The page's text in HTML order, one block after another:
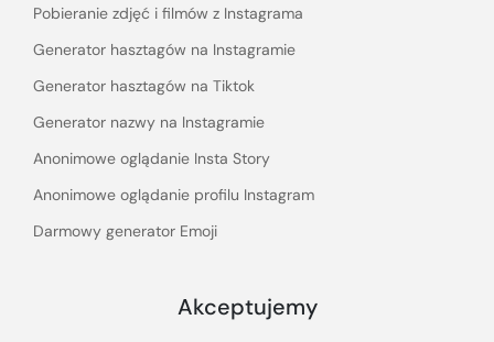
Pobieranie zdjęć i filmów z Instagrama
Generator hasztagów na Instagramie
Generator hasztagów na Tiktok
Generator nazwy na Instagramie
Anonimowe oglądanie Insta Story
Anonimowe oglądanie profilu Instagram
Darmowy generator Emoji
Akceptujemy